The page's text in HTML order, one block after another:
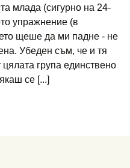
млада (сигурно на 24-
упражнение (в
щеше да ми падне - не
Убеден съм, че и тя
група единствено
се [...]